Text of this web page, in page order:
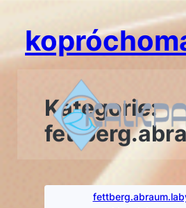
Inhalt
springen
Kategorie: